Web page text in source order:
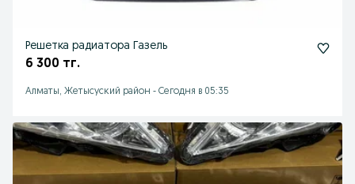
Решетка радиатора Газель
6 300 тг.
Алматы, Жетысуский район - Сегодня в 05:35